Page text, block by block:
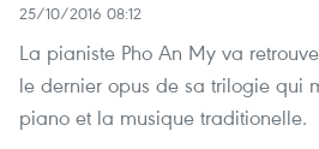
25/10/2016 08:12
La pianiste Pho An My va
le dernier opus de sa trilogie qui
piano et la musique traditionelle.